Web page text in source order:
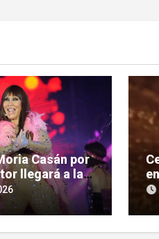
Casán por
llegará a la
en su nueva